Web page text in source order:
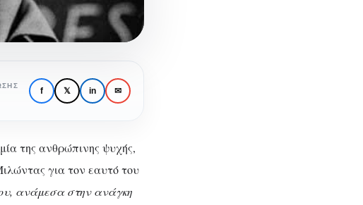
f 𝕏 in ✉
της ανθρώπινης ψυχής,
για τον εαυτό του
ανάμεσα στην ανάγκη